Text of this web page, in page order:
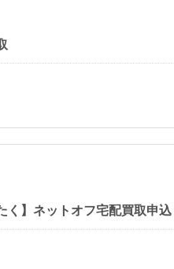
く】ネットオフ宅配買取申込